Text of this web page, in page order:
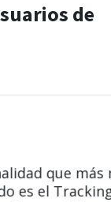
de
que más me
el Tracking de